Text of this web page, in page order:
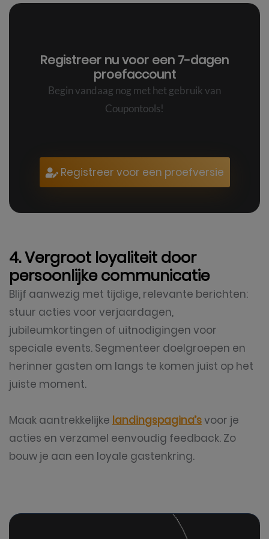
Registreer nu voor een 7-dagen
proefaccount
Begin vandaag nog met het gebruik van
Coupontools!
Registreer voor een proefversie
4. Vergroot loyaliteit door
persoonlijke communicatie
Blijf aanwezig met tijdige, relevante berichten:
stuur acties voor verjaardagen,
jubileumkortingen of uitnodigingen voor
speciale events. Segmenteer doelgroepen en
herinner gasten om langs te komen juist op het
juiste moment.
Maak aantrekkelijke landingspagina’svoor je
acties en verzamel eenvoudig feedback. Zo
bouw je aan een loyale gastenkring.